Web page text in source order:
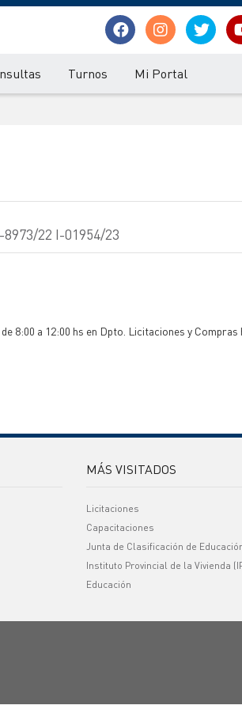
Turnos Mi Portal
22 I-01954/23
8:00 a 12:00 hs en Dpto. Licitaciones y
MÁS VISITADOS
Licitaciones
Capacitaciones
Junta de Clasificación de
Instituto Provincial de la Vivienda
Educación